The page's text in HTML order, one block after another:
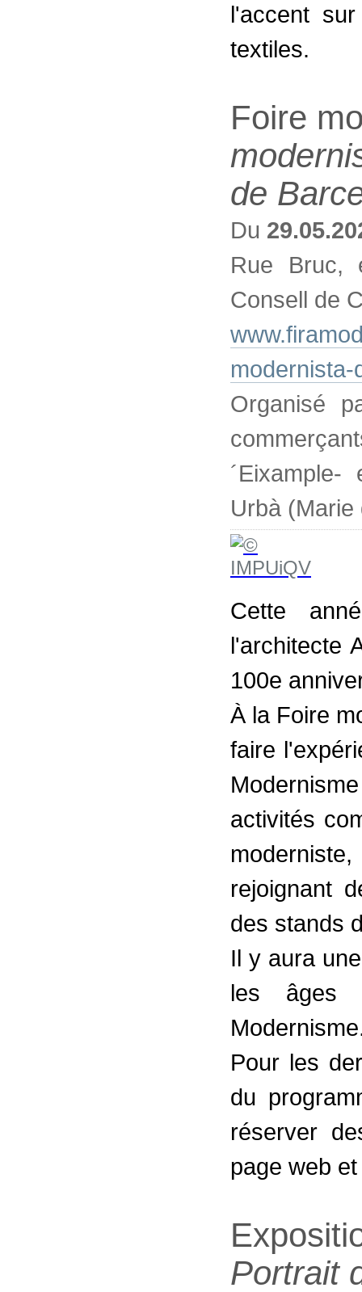
l'accent
textiles.
Foire
de
Du
Rue Bruc,
Consell de
Organisé
Urbà
Cette
l'architecte
100e
À la Foire
faire
activités
rejoignant
des stands
Il y aura
les âges
Pour les
du
réserver
page web
Portrait